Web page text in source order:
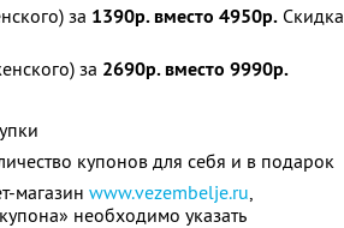
за 1390р. вместо 4950р. Скидка
за 2690р. вместо 9990р.
купонов для себя и в подарок
магазин www.vezembelje.ru,
необходимо указать